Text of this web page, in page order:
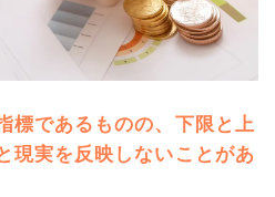
標であるものの、下限と上
現実を反映しないことがあ